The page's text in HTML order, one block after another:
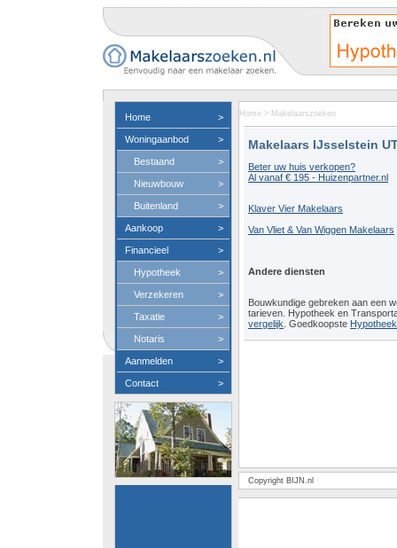
Home >
Woningaanbod >
Bestaand >
Nieuwbouw >
Buitenland >
Aankoop >
Financieel >
Hypotheek >
Verzekeren >
Taxatie >
Notaris >
Aanmelden >
Contact >
Home > Makelaarszoeken
Makelaars IJsselstein
Beter uw huis verkopen?
Al vanaf € 195 - Huizenpartner.nl
Klaver Vier Makelaars
Van Vliet & Van Wiggen Makelaars
Andere diensten
Bouwkundige gebreken aan een
tarieven. Hypotheek en
vergelijk . Goedkoopste
Copyright BIJN.nl